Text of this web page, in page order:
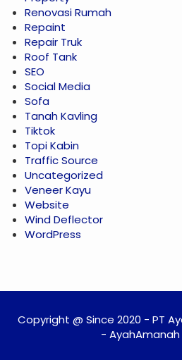
Renovasi Rumah
Repaint
Repair Truk
Roof Tank
SEO
Social Media
Sofa
Tanah Kavling
Tiktok
Topi Kabin
Traffic Source
Uncategorized
Veneer Kayu
Website
Wind Deflector
WordPress
Copyright @ Since 2020 - PT
-